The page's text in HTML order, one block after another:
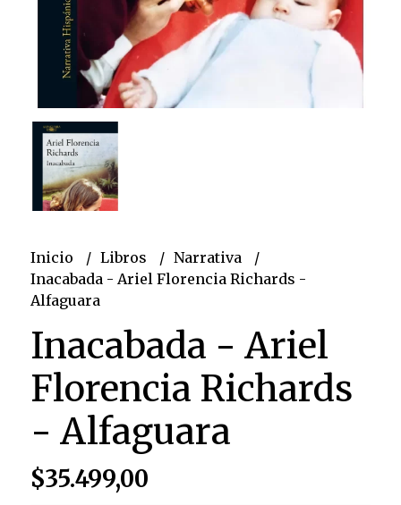
Inicio Libros
Narrativa
Inacabada - Ariel Florencia Richards -
Alfaguara
Inacabada - Ariel
Florencia Richards
- Alfaguara
$35.499,00